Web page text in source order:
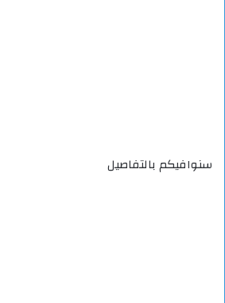
سنوافيكم بالتفاصيل